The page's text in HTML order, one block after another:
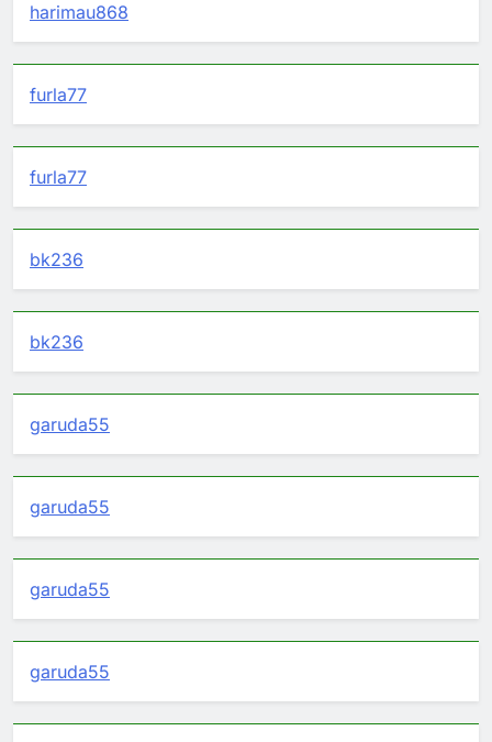
harimau868
furla77
furla77
bk236
bk236
garuda55
garuda55
garuda55
garuda55